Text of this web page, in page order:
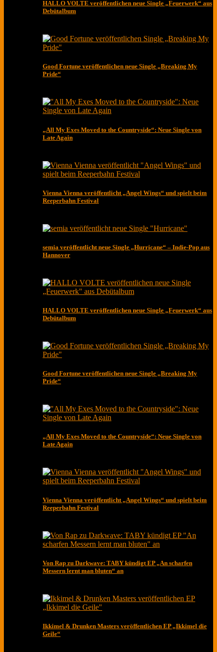
HALLO VOLTE veröffentlichen neue Single „Feuerwerk“ aus
Debütalbum
Good Fortune veröffentlichen neue Single „Breaking My
Pride“
„All My Exes Moved to the Countryside“: Neue Single von
Late Again
Vienna Vienna veröffentlicht „Angel Wings“ und spielt beim
Reeperbahn Festival
semia veröffentlicht neue Single „Hurricane“ – Indie-Pop aus
Hannover
HALLO VOLTE veröffentlichen neue Single „Feuerwerk“ aus
Debütalbum
Good Fortune veröffentlichen neue Single „Breaking My
Pride“
„All My Exes Moved to the Countryside“: Neue Single von
Late Again
Vienna Vienna veröffentlicht „Angel Wings“ und spielt beim
Reeperbahn Festival
Von Rap zu Darkwave: TABY kündigt EP „An scharfen
Messern lernt man bluten“ an
Ikkimel & Drunken Masters veröffentlichen EP „Ikkimel die
Geile“